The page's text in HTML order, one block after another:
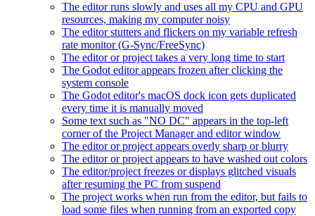
The editor runs slowly and uses all my CPU and GPU
resources, making my computer noisy
The editor stutters and flickers on my variable refresh
rate monitor (G-Sync/FreeSync)
The editor or project takes a very long time to start
The Godot editor appears frozen after clicking the
system console
The Godot editor's macOS dock icon gets duplicated
every time it is manually moved
Some text such as "NO DC" appears in the top-left
corner of the Project Manager and editor window
The editor or project appears overly sharp or blurry
The editor or project appears to have washed out colors
The editor/project freezes or displays glitched visuals
after resuming the PC from suspend
The project works when run from the editor, but fails to
load some files when running from an exported copy